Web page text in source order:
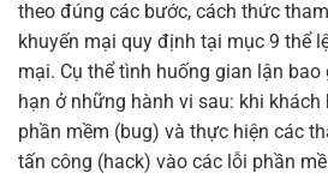
theo đúng các bước, cách thức
khuyến mại quy định tại mục 9 thể
mại. Cụ thể tình huống gian lận
hạn ở những hành vi sau: khi
phần mềm (bug) và thực hiện các
tấn công (hack) vào các lỗi phần